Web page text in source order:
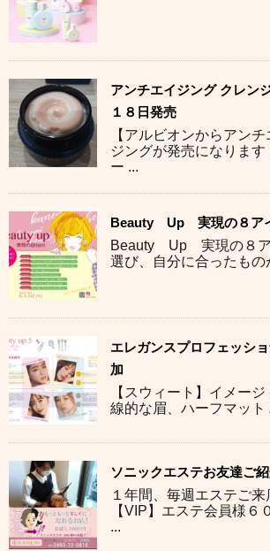
アンチエイジング クレン
１８日発売
【アルビオンからアン
ジングが発売になりま
ー ...
Beauty Up 実現の８ア
Beauty Up 実現の８ア
選び、自分に合ったもの
エレガンスプロフェッシ
加
【スウィート】イメー
線的な眉、ハーフマット
ソニックエステお友達ご紹
１年間、毎週エステご
【VIP】エステ会員様６
...